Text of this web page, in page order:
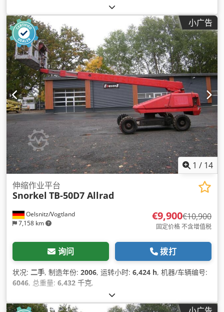
小广告
1 / 14
Oelsnitz/Vogtland
7,158 km
伸缩作业平台
Snorkel TB-50D7 Allrad
€9,900€10,900
固定价格 不含增值税
询问 拨打
状况: 二手, 制造年份: 2006, 运转小时: 6,424 h, 机器/车辆编号:
6046, 总重量: 6,432 千克,